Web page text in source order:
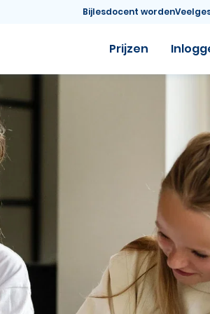
Bijlesdocent worden
Prijzen